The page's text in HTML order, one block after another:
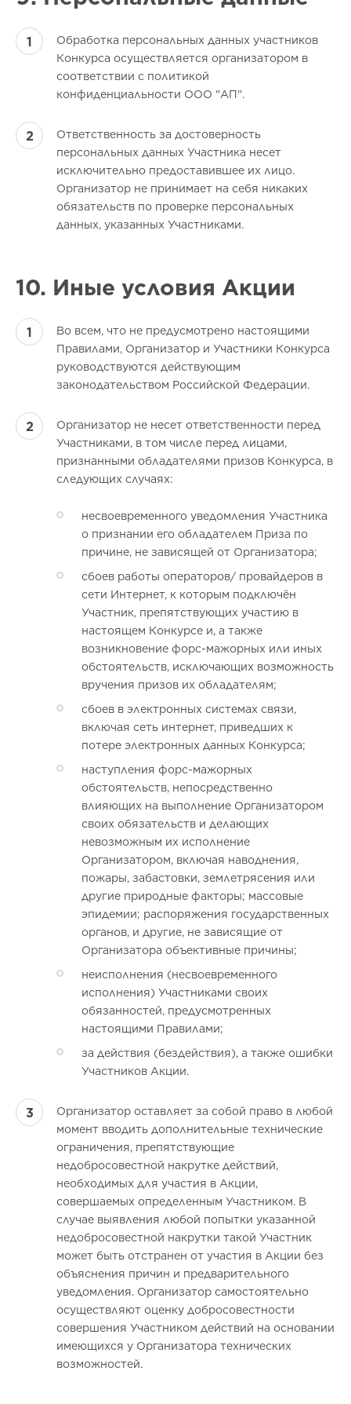
Обработка персональных данных участников
Конкурса осуществляется организатором в
соответствии с политикой
конфиденциальности ООО "АП".
Ответственность за достоверность
персональных данных Участника несет
исключительно предоставившее их лицо.
Организатор не принимает на себя никаких
обязательств по проверке персональных
данных, указанных Участниками.
10. Иные условия Акции
Во всем, что не предусмотрено настоящими
Правилами, Организатор и Участники Конкурса
руководствуются действующим
законодательством Российской Федерации.
Организатор не несет ответственности перед
Участниками, в том числе перед лицами,
признанными обладателями призов Конкурса, в
следующих случаях:
несвоевременного уведомления Участника
о признании его обладателем Приза по
причине, не зависящей от Организатора;
сбоев работы операторов/ провайдеров в
сети Интернет, к которым подключён
Участник, препятствующих участию в
настоящем Конкурсе и, а также
возникновение форс-мажорных или иных
обстоятельств, исключающих возможность
вручения призов их обладателям;
сбоев в электронных системах связи,
включая сеть интернет, приведших к
потере электронных данных Конкурса;
наступления форс-мажорных
обстоятельств, непосредственно
влияющих на выполнение Организатором
своих обязательств и делающих
невозможным их исполнение
Организатором, включая наводнения,
пожары, забастовки, землетрясения или
другие природные факторы; массовые
эпидемии; распоряжения государственных
органов, и другие, не зависящие от
Организатора объективные причины;
неисполнения (несвоевременного
исполнения) Участниками своих
обязанностей, предусмотренных
настоящими Правилами;
за действия (бездействия), а также ошибки
Участников Акции.
Организатор оставляет за собой право в любой
момент вводить дополнительные технические
ограничения, препятствующие
недобросовестной накрутке действий,
необходимых для участия в Акции,
совершаемых определенным Участником. В
случае выявления любой попытки указанной
недобросовестной накрутки такой Участник
может быть отстранен от участия в Акции без
объяснения причин и предварительного
уведомления. Организатор самостоятельно
осуществляют оценку добросовестности
совершения Участником действий на основании
имеющихся у Организатора технических
возможностей.